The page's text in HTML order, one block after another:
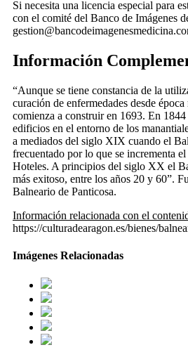
Si necesita una licencia especial para
con el comité del Banco de Imágenes
Información
“Aunque se tiene constancia de la
curación de enfermedades desde
comienza a construir en 1693. En
edificios en el entorno de los
a mediados del siglo XIX cuando el
frecuentado por lo que se incrementa
Hoteles. A principios del siglo XX el
más exitoso, entre los años 20 y 60”.
Balneario de Panticosa.
Información relacionada con el
https://culturadearagon.es/bienes/
Imágenes Relacionadas